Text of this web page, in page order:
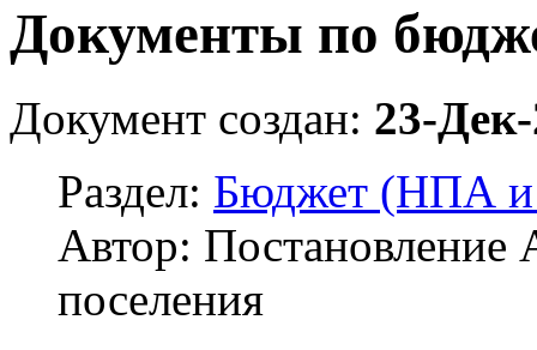
Документы по
Документ создан: 23-
Раздел: Бюджет (НПА и
Автор: Постановление
поселения